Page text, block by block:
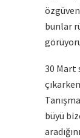
bunlar
30 Mart
büyü